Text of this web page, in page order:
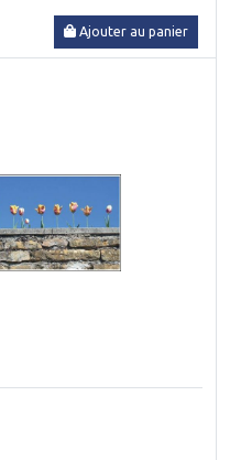
Ajouter au panier